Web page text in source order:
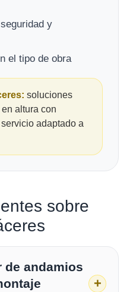
y
el tipo de obra
soluciones
altura con
adaptado a
sobre
de andamios